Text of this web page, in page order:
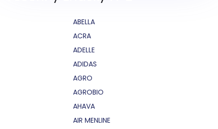
ABELLA
ACRA
ADELLE
ADIDAS
AGRO
AGROBIO
AHAVA
AIR MENLINE